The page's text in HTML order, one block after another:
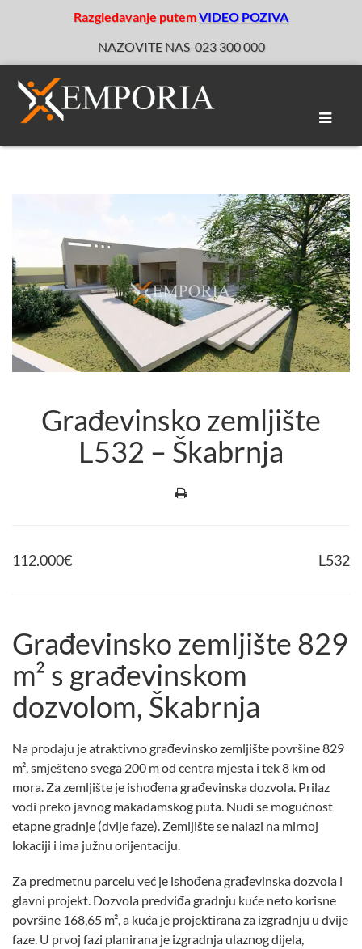
Razgledavanje putemVIDEO POZIVA
NAZOVITE NAS 023 300 000
Toggle
Građevinsko zemljište
L532 – Škabrnja
112.000€ L532
Građevinsko zemljište 829
m² s građevinskom
dozvolom, Škabrnja
Na prodaju je atraktivno građevinsko zemljište površine 829
m², smješteno svega 200 m od centra mjesta i tek 8 km od
mora. Za zemljište je ishođena građevinska dozvola. Prilaz
vodi preko javnog makadamskog puta. Nudi se mogućnost
etapne gradnje (dvije faze). Zemljište se nalazi na mirnoj
lokaciji i ima južnu orijentaciju.
Za predmetnu parcelu već je ishođena građevinska dozvola i
glavni projekt. Dozvola predviđa gradnju kuće neto korisne
površine 168,65 m², a kuća je projektirana za izgradnju u dvije
faze. U prvoj fazi planirana je izgradnja ulaznog dijela,